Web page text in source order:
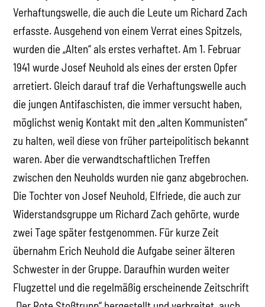
Verhaftungswelle, die auch die Leute um Richard Zach
erfasste. Ausgehend von einem Verrat eines Spitzels,
wurden die „Alten“ als erstes verhaftet. Am 1. Februar
1941 wurde Josef Neuhold als eines der ersten Opfer
arretiert. Gleich darauf traf die Verhaftungswelle auch
die jungen Antifaschisten, die immer versucht haben,
möglichst wenig Kontakt mit den „alten Kommunisten“
zu halten, weil diese von früher parteipolitisch bekannt
waren. Aber die verwandtschaftlichen Treffen
zwischen den Neuholds wurden nie ganz abgebrochen.
Die Tochter von Josef Neuhold, Elfriede, die auch zur
Widerstandsgruppe um Richard Zach gehörte, wurde
zwei Tage später festgenommen. Für kurze Zeit
übernahm Erich Neuhold die Aufgabe seiner älteren
Schwester in der Gruppe. Daraufhin wurden weiter
Flugzettel und die regelmäßig erscheinende Zeitschrift